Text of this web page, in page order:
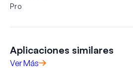
Pro
Aplicaciones similares
Ver Más